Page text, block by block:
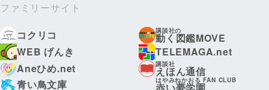
ファミリーサイト
コクリコ
講談社の
動く図鑑MOVE
WEB げんき
TELEMAGA.net
Aneひめ.net
講談社
えほん通信
青い鳥文庫
はやみねかおる FAN CLUB